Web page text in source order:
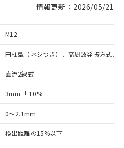
情報更新：2026/05/21
M12
円柱型（ネジつき）、高周波発振方式、
直流2線式
3mm ±10%
0～2.1mm
検出距離の15%以下